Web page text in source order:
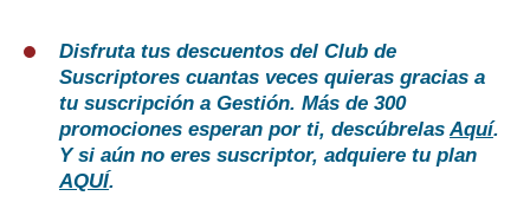
Disfruta tus descuentos del Club de
Suscriptores cuantas veces quieras gracias a
tu suscripción a Gestión. Más de 300
promociones esperan por ti, descúbrelasAquí.
Y si aún no eres suscriptor, adquiere tu plan
AQUÍ.